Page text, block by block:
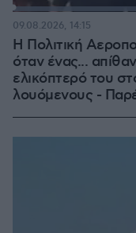
Η Πολιτική
όταν ένας...
ελικόπτερό του
λουόμενους -
09.08.2026, 14:15